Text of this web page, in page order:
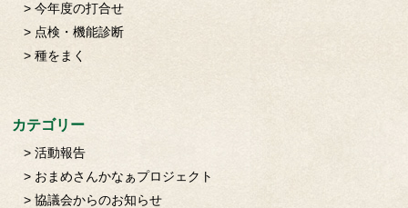
今年度の打合せ
点検・機能診断
種をまく
カテゴリー
活動報告
おまめさんかなぁプロジェクト
協議会からのお知らせ